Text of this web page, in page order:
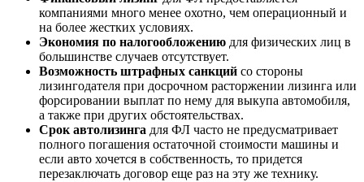
компаниями много менее охотно, чем операционный и
на более жестких условиях.
Экономия по налогообложению для физических лиц в
большинстве случаев отсутствует.
Возможность штрафных санкций со стороны
лизингодателя при досрочном расторжении лизинга или
форсировании выплат по нему для выкупа автомобиля,
а также при других обстоятельствах.
Срок автолизинга для ФЛ часто не предусматривает
полного погашения остаточной стоимости машины и
если авто хочется в собственность, то придется
перезаключать договор еще раз на эту же технику.